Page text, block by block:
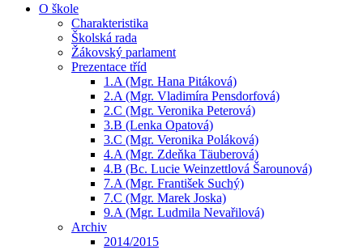
O škole
Charakteristika
Školská rada
Žákovský parlament
Prezentace tříd
1.A (Mgr. Hana Pitáková)
2.A (Mgr. Vladimíra Pensdorfová)
2.C (Mgr. Veronika Peterová)
3.B (Lenka Opatová)
3.C (Mgr. Veronika Poláková)
4.A (Mgr. Zdeňka Täuberová)
4.B (Bc. Lucie Weinzettlová Šarounová)
7.A (Mgr. František Suchý)
7.C (Mgr. Marek Joska)
9.A (Mgr. Ludmila Nevařilová)
Archiv
2014/2015